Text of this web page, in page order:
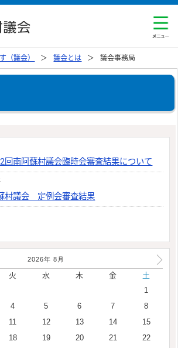
（議会） 議会とは 議会事務局
2回南阿蘇村議会臨時会審査結果について
村議会 定例会審査結果
2026年 8 月
火 水 木 金
土
1
4 5 6 7
8
11 12 13 14
15
18 19 20 21
22